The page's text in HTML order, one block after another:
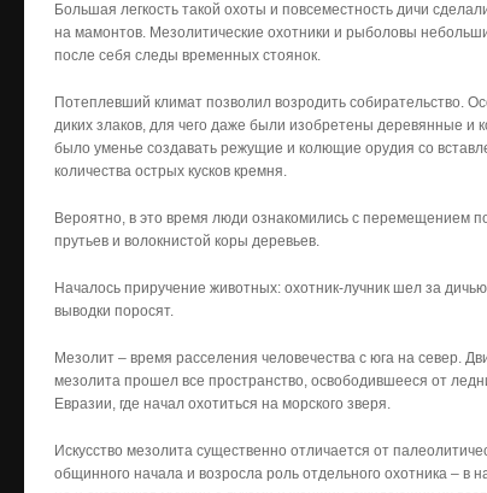
Большая легкость такой охоты и повсеместность дичи
на мамонтов. Мезолитические охотники и рыболовы
после себя следы временных стоянок.
Потеплевший климат позволил возродить собирательство.
диких злаков, для чего даже были изобретены деревянные
было уменье создавать режущие и колющие орудия со
количества острых кусков кремня.
Вероятно, в это время люди ознакомились с перемещением
прутьев и волокнистой коры деревьев.
Началось приручение животных: охотник-лучник шел за
выводки поросят.
Мезолит – время расселения человечества с юга на север.
мезолита прошел все пространство, освободившееся от
Евразии, где начал охотиться на морского зверя.
Искусство мезолита существенно отличается от
общинного начала и возросла роль отдельного охотника – в